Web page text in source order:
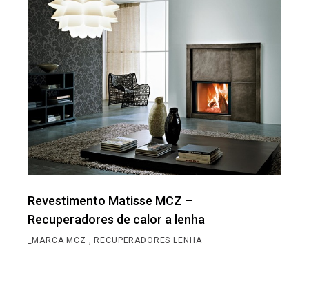
Revestimento Matisse MCZ –
Recuperadores de calor a lenha
_MARCA MCZ RECUPERADORES LENHA